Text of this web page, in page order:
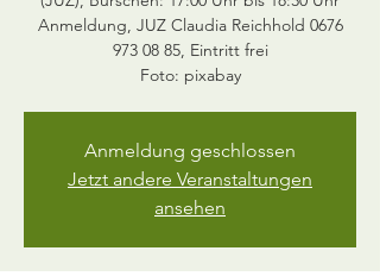
Anmeldung, JUZ Claudia Reichhold 0676
973 08 85, Eintritt frei
Foto: pixabay
Anmeldung geschlossen
Jetzt andere Veranstaltungen
ansehen